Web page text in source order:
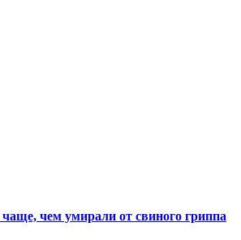
чем умирали от свиного гриппа